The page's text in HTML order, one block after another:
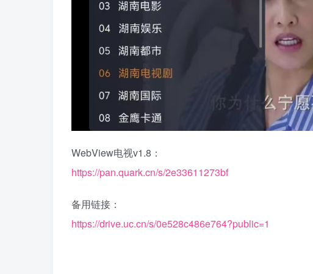
WebView电视v1.8：
https://pan.quark.cn/s/2e33611273bf
备用链接：
https://drive.uc.cn/s/0e528c486e764?public=1